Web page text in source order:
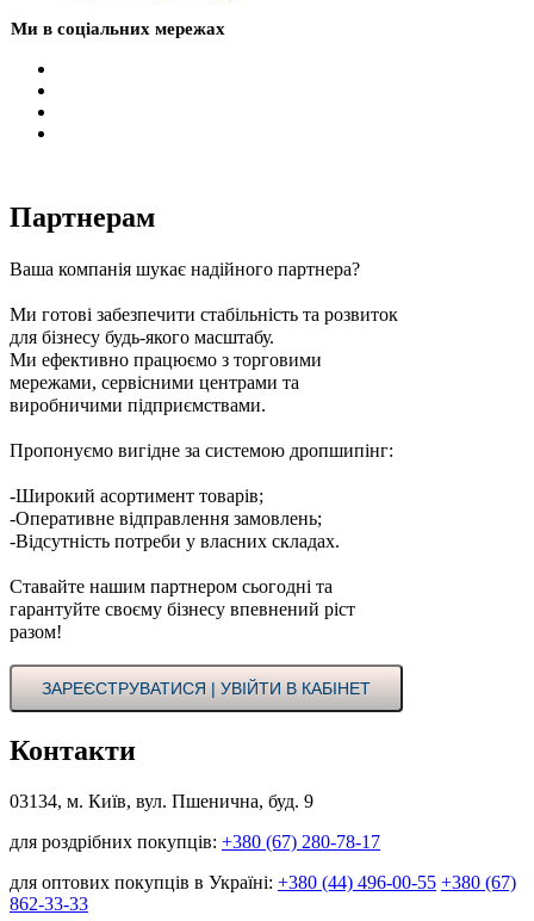
Ми в соціальних мережах
Партнерам
Ваша компанія шукає надійного партнера?
Ми готові забезпечити стабільність та розвиток
для бізнесу будь-якого масштабу.
Ми ефективно працюємо з торговими
мережами, сервісними центрами та
виробничими підприємствами.
Пропонуємо вигідне за системою дропшипінг:
-Широкий асортимент товарів;
-Оперативне відправлення замовлень;
-Відсутність потреби у власних складах.
Ставайте нашим партнером сьогодні та
гарантуйте своєму бізнесу впевнений ріст
разом!
ЗАРЕЄСТРУВАТИСЯ | УВІЙТИ В КАБІНЕТ
Контакти
03134, м. Київ, вул. Пшенична, буд. 9
для роздрібних покупців: +380 (67) 280-78-17
для оптових покупців в Україні: +380 (44) 496-00-55 +380 (67)
862-33-33